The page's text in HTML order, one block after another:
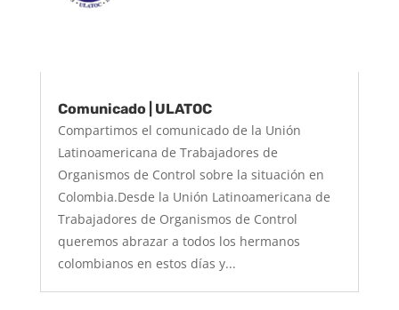
Comunicado | ULATOC
Compartimos el comunicado de la Unión
Latinoamericana de Trabajadores de
Organismos de Control sobre la situación en
Colombia.Desde la Unión Latinoamericana de
Trabajadores de Organismos de Control
queremos abrazar a todos los hermanos
colombianos en estos días y...